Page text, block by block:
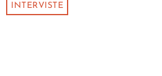
INTERVISTE